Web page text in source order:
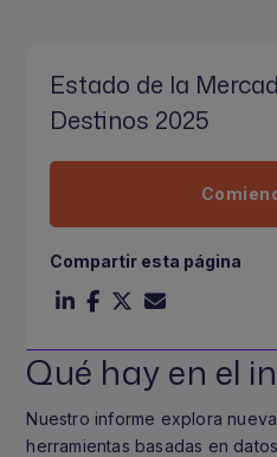
Qué hay en el
Nuestro informe explora
herramientas basadas en
Estado de la
Destinos 2025
Compartir esta página